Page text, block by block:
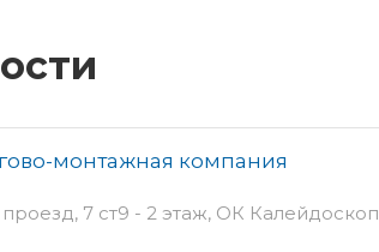
монтажная компания
7 ст9 - 2 этаж, ОК Калейдоскоп